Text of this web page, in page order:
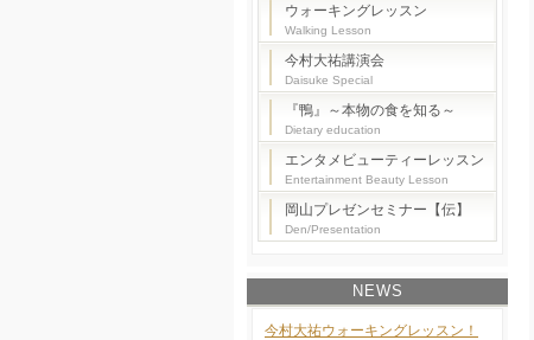
ウォーキングレッスン
Walking Lesson
今村大祐講演会
Daisuke Special
『鴨』～本物の食を知る～
Dietary education
エンタメビューティーレッスン
Entertainment Beauty Lesson
岡山プレゼンセミナー【伝】
Den/Presentation
NEWS
今村大祐ウォーキングレッスン！